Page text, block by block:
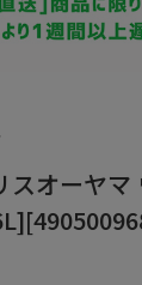
スオーヤマ